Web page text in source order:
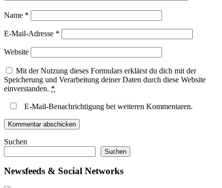
Name *
E-Mail-Adresse *
Website
Mit der Nutzung dieses Formulars erklärst du dich mit der
Speicherung und Verarbeitung deiner Daten durch diese Website
einverstanden. *
E-Mail-Benachrichtigung bei weiteren Kommentaren.
Suchen
Suchen
Newsfeeds & Social Networks